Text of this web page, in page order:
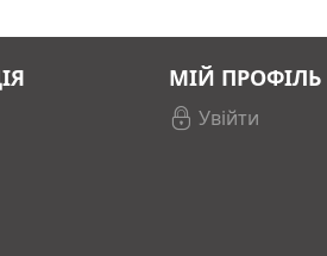
час подорожі, відпочинку на
батьків.
МІЙ ПРОФІЛЬ
Увійти